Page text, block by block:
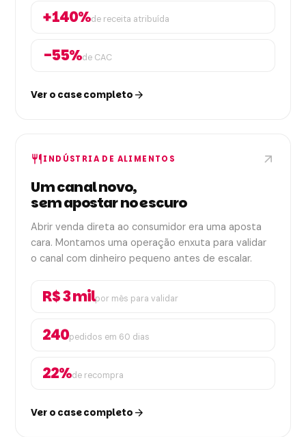
+140%de receita atribuída
-55%de CAC
Ver o case completo arrow_forward
restaurant INDÚSTRIA DE ALIMENTOS arrow_outward
Um canal novo,
sem apostar no escuro
Abrir venda direta ao consumidor era uma aposta
cara. Montamos uma operação enxuta para validar
o canal com dinheiro pequeno antes de escalar.
R$ 3 milpor mês para validar
240pedidos em 60 dias
22%de recompra
Ver o case completo arrow_forward